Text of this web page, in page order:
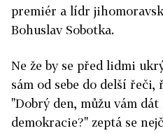
premiér a lídr
Bohuslav Sobotka.
Ne že by se před lidmi
sám od sebe do delší řeči,
"Dobrý den, můžu vám
demokracie?" zeptá se